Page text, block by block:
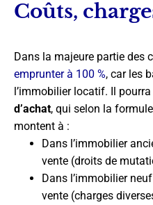
Coûts,
Dans la majeure partie des
emprunter à 100 %, car les
l’immobilier locatif. Il
d’achat, qui selon la
montent à :
Dans l’immobilier
vente (droits de
Dans l’immobilier
vente (charges